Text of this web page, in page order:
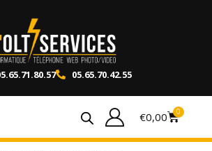
05.65.70.42.55
€0,00 0